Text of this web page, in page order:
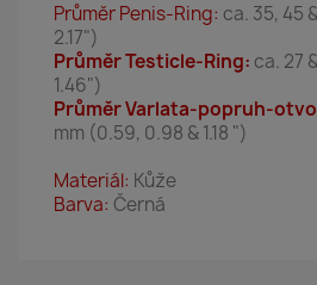
Průměr Penis-Ring: ca. 35, 45
2.17")
PrůměrTesticle-Ring: ca. 27
1.46")
Průměr Varlata-popruh-
mm (0.59, 0.98 & 1.18 ")
Materiál: Kůže
Barva: Černá